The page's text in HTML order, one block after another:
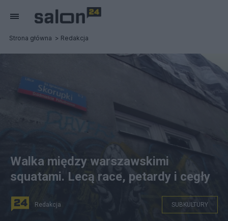
Strona główna Redakcja
Walka między warszawskimi
squatami. Lecą race, petardy i cegły
Redakcja SUBKULTURY